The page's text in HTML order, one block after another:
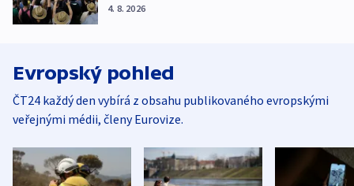
4. 8. 2026
Evropský pohled
ČT24 každý den vybírá z obsahu publikovaného evropskými
veřejnými médii, členy Eurovize.